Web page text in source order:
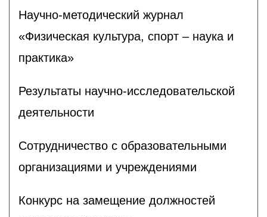
Научно-методический журнал
«Физическая культура, спорт – наука и
практика»
Результаты научно-исследовательской
деятельности
Сотрудничество с образовательными
организациями и учреждениями
Конкурс на замещение должностей